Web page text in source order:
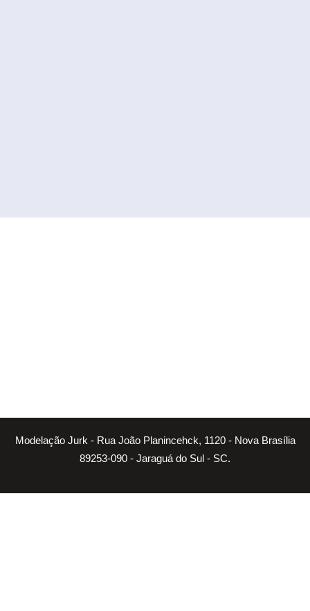
Modelação Jurk - Rua João Planincehck, 1120 - Nova Brasília
89253-090 - Jaraguá do Sul - SC.